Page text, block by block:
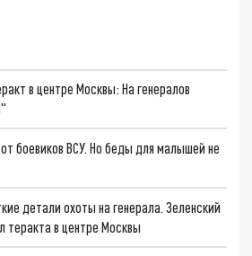
в центре Москвы: На генералов
боевиков ВСУ. Но беды для малышей не
детали охоты на генерала. Зеленский
теракта в центре Москвы